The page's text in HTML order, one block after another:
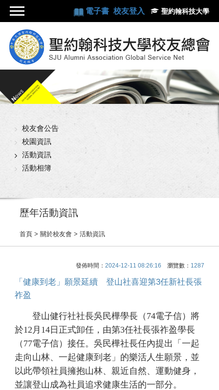
電子書 校友登入 聖約翰科技大學
校友會公告
校園資訊
活動資訊
活動相簿
歷年活動資訊
首頁 > 關於校友會 > 活動資訊
發佈時間： 2024-12-11 08:26:16 瀏覽數： 1287
「健康到老」願景延續 登山社喜迎第3任新社長張
祚盈
登山健行社社長吳民樺學長（74電子信）將
於12月14日正式卸任，由第3任社長張祚盈學長
（77電子信）接任。吳民樺社長任內提出「一起
走向山林、一起健康到老」的樂活人生願景，並
以此帶領社員擁抱山林、親近自然、運動健身，
並讓登山成為社員追求健康生活的一部分。